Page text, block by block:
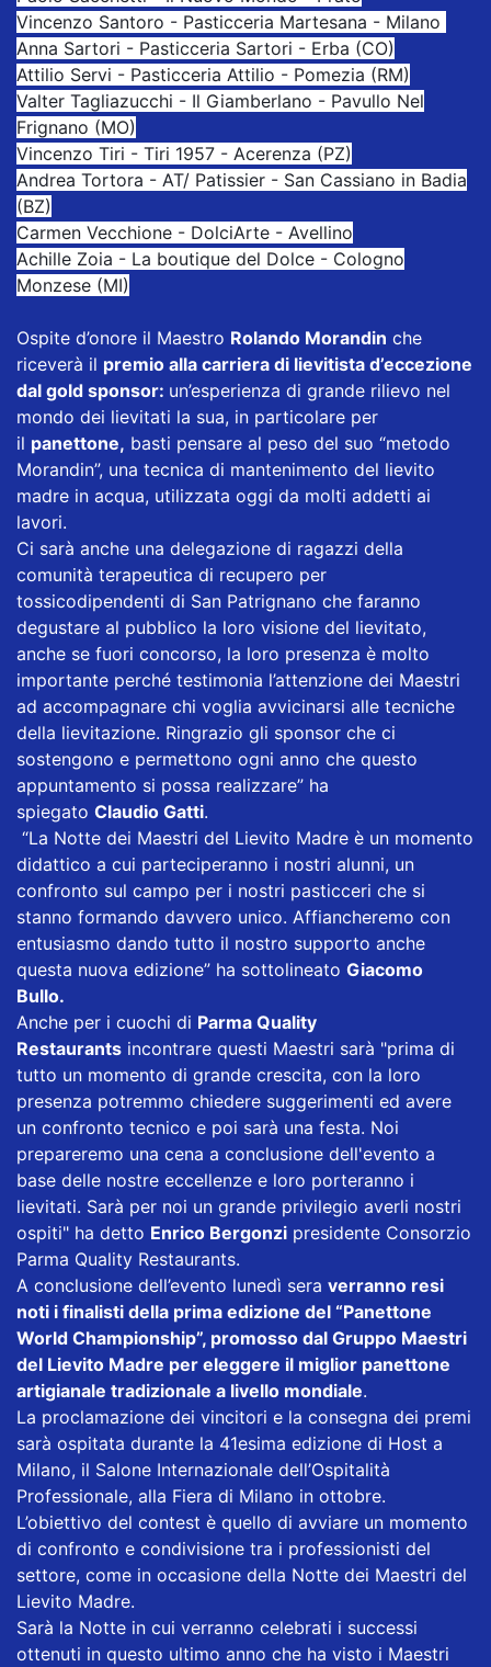
Vincenzo Santoro - Pasticceria Martesana - Milano
Anna Sartori - Pasticceria Sartori - Erba (CO)
Attilio Servi - Pasticceria Attilio - Pomezia (RM)
Valter Tagliazucchi - Il Giamberlano - Pavullo Nel
Frignano (MO)
Vincenzo Tiri - Tiri 1957 - Acerenza (PZ)
Andrea Tortora - AT/ Patissier - San Cassiano in Badia
(BZ)
Carmen Vecchione - DolciArte - Avellino
Achille Zoia - La boutique del Dolce - Cologno
Monzese (MI)
Ospite d’onore il Maestro Rolando Morandin che
riceverà il premio alla carriera di lievitista d’eccezione
dal gold sponsor: un’esperienza di grande rilievo nel
mondo dei lievitati la sua, in particolare per
il panettone, basti pensare al peso del suo “metodo
Morandin”, una tecnica di mantenimento del lievito
madre in acqua, utilizzata oggi da molti addetti ai
lavori.
Ci sarà anche una delegazione di ragazzi della
comunità terapeutica di recupero per
tossicodipendenti di San Patrignano che faranno
degustare al pubblico la loro visione del lievitato,
anche se fuori concorso, la loro presenza è molto
importante perché testimonia l’attenzione dei Maestri
ad accompagnare chi voglia avvicinarsi alle tecniche
della lievitazione. Ringrazio gli sponsor che ci
sostengono e permettono ogni anno che questo
appuntamento si possa realizzare” ha
spiegato Claudio Gatti.
“La Notte dei Maestri del Lievito Madre è un momento
didattico a cui parteciperanno i nostri alunni, un
confronto sul campo per i nostri pasticceri che si
stanno formando davvero unico. Affiancheremo con
entusiasmo dando tutto il nostro supporto anche
questa nuova edizione” ha sottolineato Giacomo
Bullo.
Anche per i cuochi di Parma Quality
Restaurants incontrare questi Maestri sarà "prima di
tutto un momento di grande crescita, con la loro
presenza potremmo chiedere suggerimenti ed avere
un confronto tecnico e poi sarà una festa. Noi
prepareremo una cena a conclusione dell'evento a
base delle nostre eccellenze e loro porteranno i
lievitati. Sarà per noi un grande privilegio averli nostri
ospiti" ha detto Enrico Bergonzi presidente Consorzio
Parma Quality Restaurants.
A conclusione dell’evento lunedì sera verranno resi
noti i finalisti della prima edizione del “Panettone
World Championship”, promosso dal Gruppo Maestri
del Lievito Madre per eleggere il miglior panettone
artigianale tradizionale a livello mondiale.
La proclamazione dei vincitori e la consegna dei premi
sarà ospitata durante la 41esima edizione di Host a
Milano, il Salone Internazionale dell’Ospitalità
Professionale, alla Fiera di Milano in ottobre.
L’obiettivo del contest è quello di avviare un momento
di confronto e condivisione tra i professionisti del
settore, come in occasione della Notte dei Maestri del
Lievito Madre.
Sarà la Notte in cui verranno celebrati i successi
ottenuti in questo ultimo anno che ha visto i Maestri